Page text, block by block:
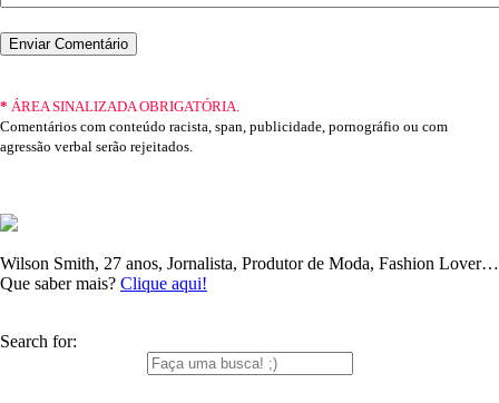
* ÁREA SINALIZADA OBRIGATÓRIA.
Comentários com conteúdo racista, span, publicidade, pornográfio ou com
agressão verbal serão rejeitados.
Wilson Smith, 27 anos, Jornalista, Produtor de Moda, Fashion Lover…
Que saber mais? Clique aqui!
Search for: